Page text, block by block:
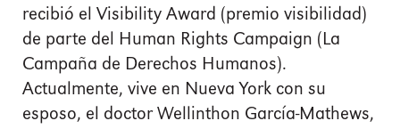
recibió el Visibility Award (premio visibilidad)
de parte del Human Rights Campaign (La
Campaña de Derechos Humanos).
Actualmente, vive en Nueva York con su
esposo, el doctor Wellinthon García-Mathews,